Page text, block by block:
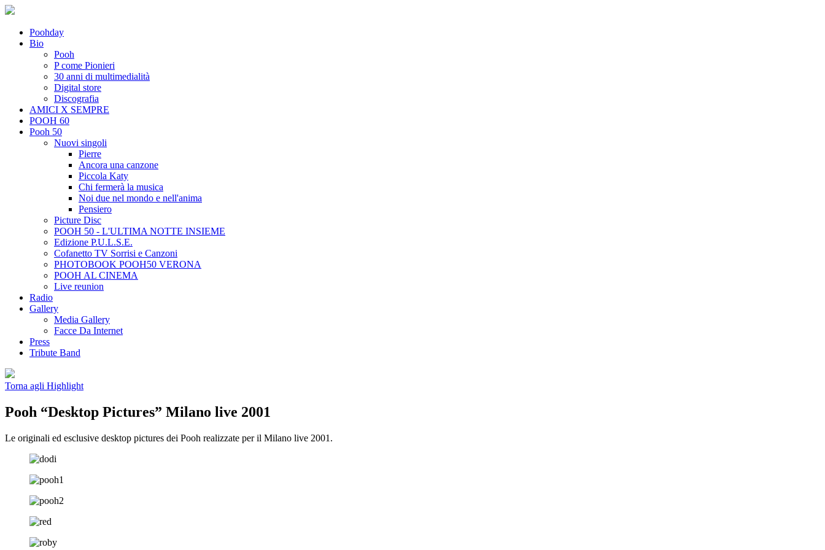
Poohday
Bio
Pooh
P come Pionieri
30 anni di multimedialità
Digital store
Discografia
AMICI X SEMPRE
POOH 60
Pooh 50
Nuovi singoli
Pierre
Ancora una canzone
Piccola Katy
Chi fermerà la musica
Noi due nel mondo e nell'anima
Pensiero
Picture Disc
POOH 50 - L'ULTIMA NOTTE INSIEME
Edizione P.U.L.S.E.
Cofanetto TV Sorrisi e Canzoni
PHOTOBOOK POOH50 VERONA
POOH AL CINEMA
Live reunion
Radio
Gallery
Media Gallery
Facce Da Internet
Press
Tribute Band
Torna agli Highlight
Pooh “Desktop Pictures” Milano live 2001
Le originali ed esclusive desktop pictures dei Pooh realizzate per il Milano live 2001.